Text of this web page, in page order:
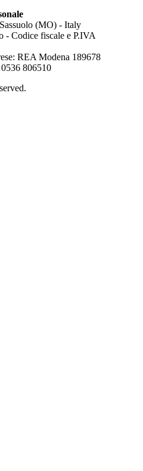
(MO) - Italy
- Codice fiscale e P.IVA
REA Modena 189678
806510